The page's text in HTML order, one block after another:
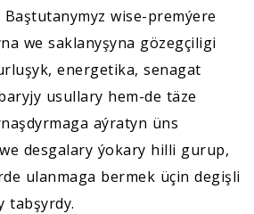
wise-premýere
we saklanyşyna gözegçiligi
energetika, senagat
usullary hem-de täze
aýratyn üns
desgalary ýokary hilli gurup,
ulanmaga bermek üçin degişli
tabşyrdy.